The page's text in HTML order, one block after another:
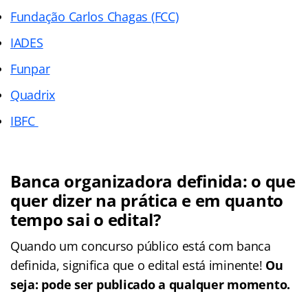
Fundação Carlos Chagas (FCC)
IADES
Funpar
Quadrix
IBFC
Banca organizadora definida: o que
quer dizer na prática e em quanto
tempo sai o edital?
Quando um concurso público está com banca
definida, significa que o edital está iminente! Ou
seja: pode ser publicado a qualquer momento.